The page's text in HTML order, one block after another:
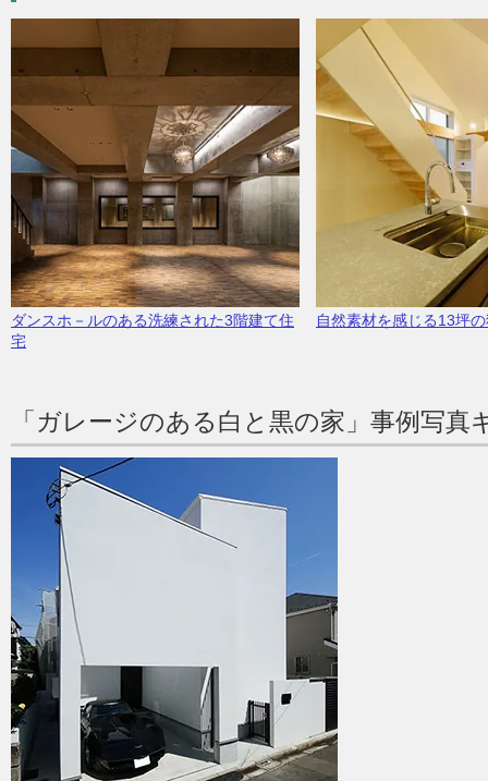
ダンスホ－ルのある洗練された3階建て住
宅
自然素材を感じる13坪
「ガレージのある白と黒の家」事例写真